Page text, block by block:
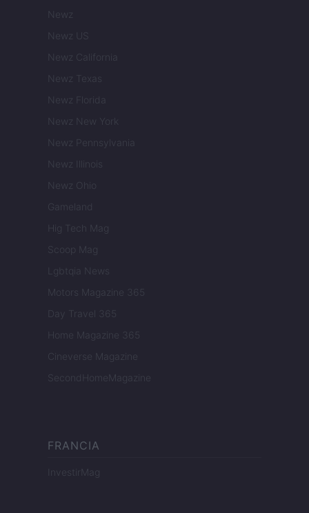
Newz
Newz US
Newz California
Newz Texas
Newz Florida
Newz New York
Newz Pennsylvania
Newz Illinois
Newz Ohio
Gameland
Hig Tech Mag
Scoop Mag
Lgbtqia News
Motors Magazine 365
Day Travel 365
Home Magazine 365
Cineverse Magazine
SecondHomeMagazine
FRANCIA
InvestirMag